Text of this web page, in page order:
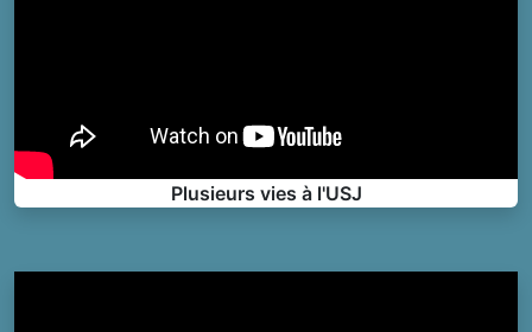
Plusieurs vies à l'USJ